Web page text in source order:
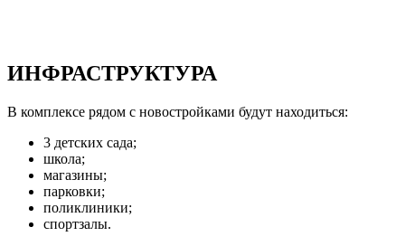
ИНФРАСТРУКТУРА
В комплексе рядом с новостройками будут находиться:
3 детских сада;
школа;
магазины;
парковки;
поликлиники;
спортзалы.